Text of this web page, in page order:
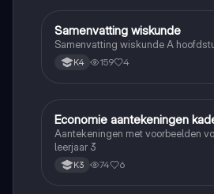
Wiskunde
Samenvatting wiskunde
Samenvatting wiskunde A
K4 159 4
Economie en Ondernemen
Economie aantekeningen
Aantekeningen met voorbeelden
leerjaar 3
K3 74 6